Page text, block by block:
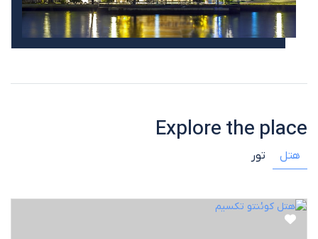
Explore the place
هتل تور